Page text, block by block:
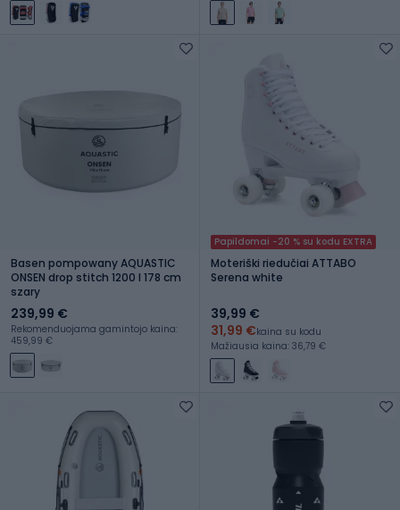
Basen pompowany AQUASTIC
ONSEN drop stitch 1200 l 178 cm
szary
239,99 €
Rekomenduojama gamintojo kaina:
459,99 €
Papildomai -20 % su kodu EXTRA
Moteriški riedučiai ATTABO
Serena white
39,99 €
31,99 €kaina su kodu
Mažiausia kaina: 36,79 €